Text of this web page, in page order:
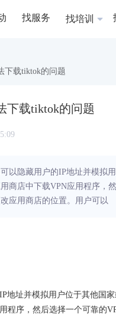
找服务 找培训
下载tiktok的问题
下载tiktok的问题
以隐藏用户的IP地址并模拟
商店中下载VPN应用程序，
应用商店的位置。用户可以
地址并模拟用户位于其他国
程序，然后选择一个可靠的